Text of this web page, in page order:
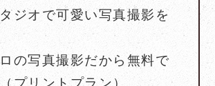
ジオで可愛い写真撮影を
の写真撮影だから無料で
プリントプラン）